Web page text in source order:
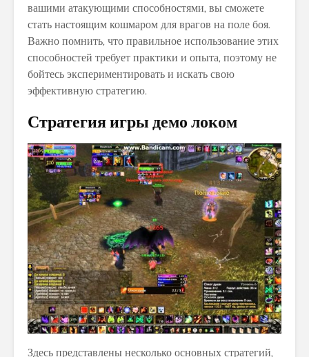
вашими атакующими способностями, вы сможете
стать настоящим кошмаром для врагов на поле боя.
Важно помнить, что правильное использование этих
способностей требует практики и опыта, поэтому не
бойтесь экспериментировать и искать свою
эффективную стратегию.
Стратегия игры демо локом
Здесь представлены несколько основных стратегий,